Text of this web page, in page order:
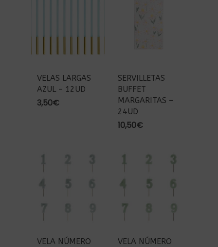
VELAS LARGAS
AZUL – 12UD
3,50€
SERVILLETAS
BUFFET
MARGARITAS –
24UD
10,50€
VELA NÚMERO
VELA NÚMERO